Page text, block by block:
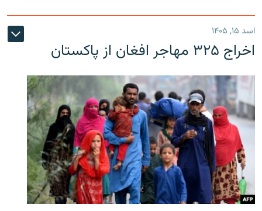
اسد ۱۵, ۱۴۰۵
اخراج ۳۲۵ مهاجر افغان از پاکستان